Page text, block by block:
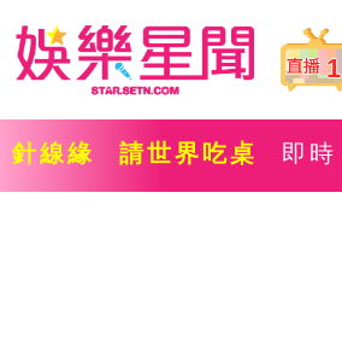
1
針線緣 請世界吃桌 即時